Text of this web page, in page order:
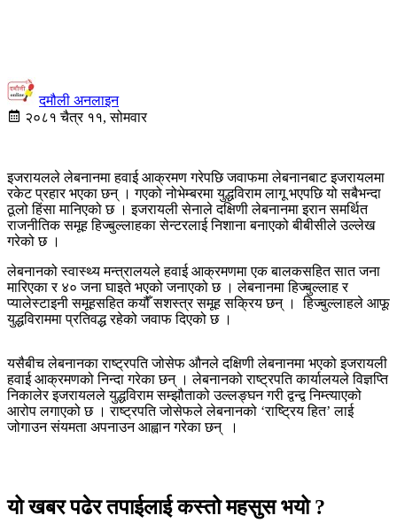
दमौली अनलाइन
२०८१ चैत्र ११, सोमवार
इजरायलले लेबनानमा हवाई आक्रमण गरेपछि जवाफमा लेबनानबाट इजरायलमा
रकेट प्रहार भएका छन् । गएको नोभेम्बरमा युद्धविराम लागू भएपछि यो सबैभन्दा
ठूलो हिंसा मानिएको छ । इजरायली सेनाले दक्षिणी लेबनानमा इरान समर्थित
राजनीतिक समूह हिज्बुल्लाहका सेन्टरलाई निशाना बनाएको बीबीसीले उल्लेख
गरेको छ ।
लेबनानको स्वास्थ्य मन्त्रालयले हवाई आक्रमणमा एक बालकसहित सात जना
मारिएका र ४० जना घाइते भएको जनाएको छ । लेबनानमा हिज्बुल्लाह र
प्यालेस्टाइनी समूहसहित कयौँ सशस्त्र समूह सक्रिय छन् । हिज्बुल्लाहले आफू
युद्धविराममा प्रतिवद्ध रहेको जवाफ दिएको छ ।
यसैबीच लेबनानका राष्ट्रपति जोसेफ औनले दक्षिणी लेबनानमा भएको इजरायली
हवाई आक्रमणको निन्दा गरेका छन् । लेबनानको राष्ट्रपति कार्यालयले विज्ञप्ति
निकालेर इजरायलले युद्धविराम सम्झौताको उल्लङ्घन गरी द्वन्द्व निम्त्याएको
आरोप लगाएको छ । राष्ट्रपति जोसेफले लेबनानको ‘राष्ट्रिय हित’ लाई
जोगाउन संयमता अपनाउन आह्वान गरेका छन् ।
यो खबर पढेर तपाईलाई कस्तो महसुस भयो ?